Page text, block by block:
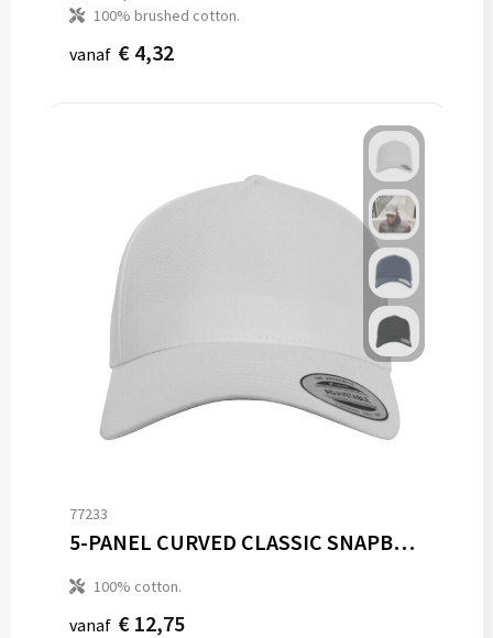
100% brushed cotton.
vanaf € 4,32
77233
5-PANEL CURVED CLASSIC SNAPBACK
100% cotton.
vanaf € 12,75